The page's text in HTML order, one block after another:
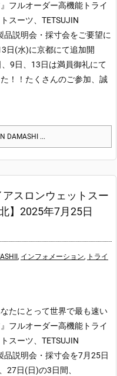
フルオーダー高機能トライ
スーツ、TETSUJIN
品説明会・採寸会をご要望に
日(水)に京都にて追加開
、9日、13日は満員御礼にて
！！たくさんのご参加、誠
DAMASHI ...
スロンウェットスー
】2025年7月25日
, インフォメーション, トライ
たにとって世界で最も速い
フルオーダー高機能トライ
スーツ、TETSUJIN
品説明会・採寸会を7月25日
27日(日)の3日間、